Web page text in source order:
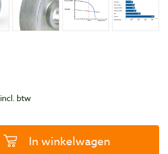
incl. btw
In winkelwagen